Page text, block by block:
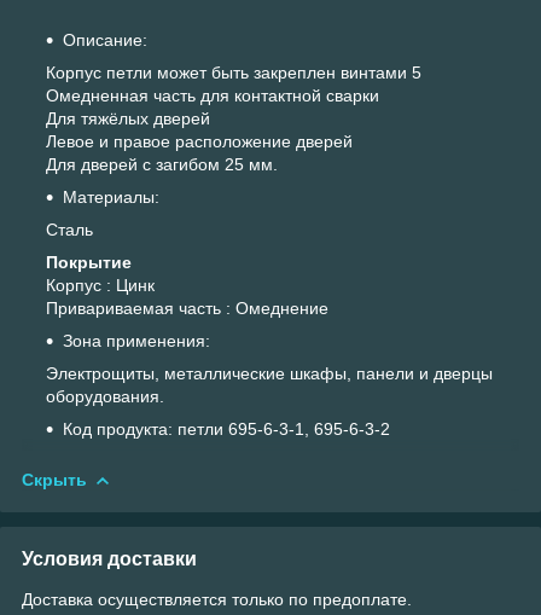
Описание:
Корпус петли может быть закреплен винтами 5
Омедненная часть для контактной сварки
Для тяжёлых дверей
Левое и правое расположение дверей
Для дверей с загибом 25 мм.
Материалы:
Сталь
Покрытие
Корпус : Цинк
Привариваемая часть : Омеднение
Зона применения:
Электрощиты, металлические шкафы, панели и дверцы
оборудования.
Код продукта: петли 695-6-3-1, 695-6-3-2
Скрыть
Условия доставки
Доставка осуществляется только по предоплате.